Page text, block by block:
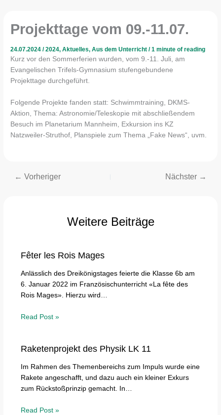
Projekttage vom 09.-11.07.
24.07.2024/2024,Aktuelles,Aus dem Unterricht /1 minute of reading
Kurz vor den Sommerferien wurden, vom 9.-11. Juli, am
Evangelischen Trifels-Gymnasium stufengebundene
Projekttage durchgeführt.
Folgende Projekte fanden statt: Schwimmtraining, DKMS-
Aktion, Thema: Astronomie/Teleskopie mit abschließendem
Besuch im Planetarium Mannheim, Exkursion ins KZ
Natzweiler-Struthof, Planspiele zum Thema „Fake News“, uvm.
← Vorheriger Nächster →
Weitere Beiträge
Fêter les Rois Mages
Anlässlich des Dreikönigstages feierte die Klasse 6b am
6. Januar 2022 im Französischunterricht «La fête des
Rois Mages». Hierzu wird…
Read Post »
Raketenprojekt des Physik LK 11
Im Rahmen des Themenbereichs zum Impuls wurde eine
Rakete angeschafft, und dazu auch ein kleiner Exkurs
zum Rückstoßprinzip gemacht. In…
Read Post »